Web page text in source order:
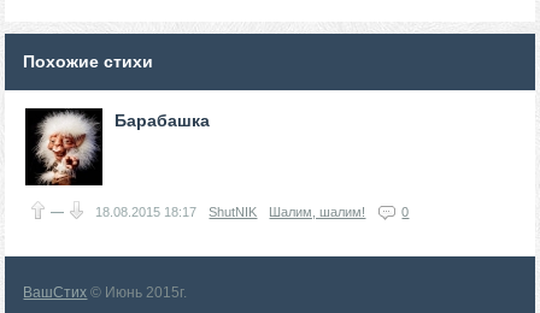
Похожие стихи
Барабашка
— 18.08.2015 18:17 ShutNIK Шалим, шалим! 0
ВашСтих © Июнь 2015г.